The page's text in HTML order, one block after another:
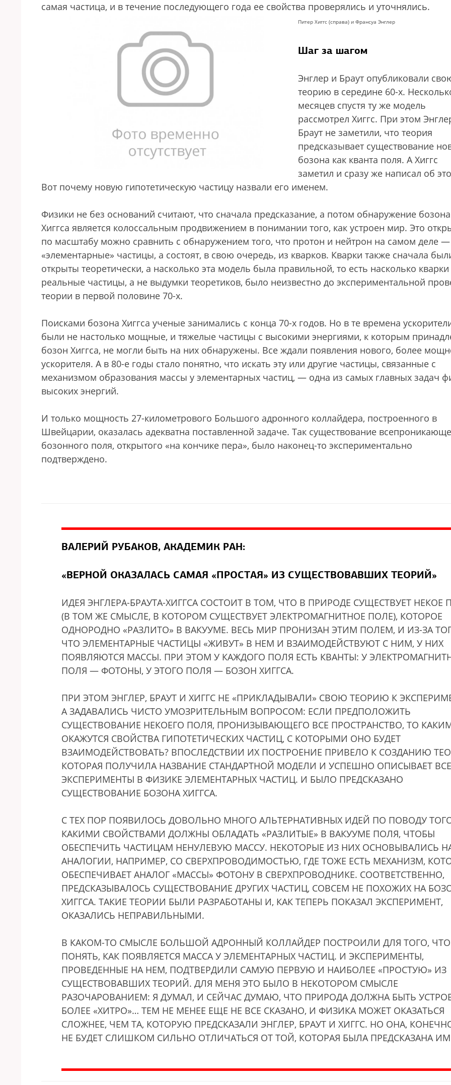
самая частица, и в течение последующего года ее свойства проверялись и уточнялись.
Питер Хиггс (справа) и Франсуа Энглер
Шаг за шагом
Энглер и Браут опубликовали
теорию в середине 60-х.
месяцев спустя ту же модель
рассмотрел Хиггс. При этом
Браут не заметили, что теория
предсказывает существование
бозона как кванта поля. А Хиггс
заметил и сразу же написал об
Вот почему новую гипотетическую частицу назвали его именем.
Физики не без оснований считают, что сначала предсказание, а потом обнаружение бозона
Хиггса является колоссальным продвижением в понимании того, как устроен мир. Это
по масштабу можно сравнить с обнаружением того, что протон и нейтрон на самом деле
«элементарные» частицы, а состоят, в свою очередь, из кварков. Кварки также сначала
открыты теоретически, а насколько эта модель была правильной, то есть насколько кварки
реальные частицы, а не выдумки теоретиков, было неизвестно до экспериментальной
теории в первой половине 70-х.
Поисками бозона Хиггса ученые занимались с конца 70-х годов. Но в те времена
были не настолько мощные, и тяжелые частицы с высокими энергиями, к которым
бозон Хиггса, не могли быть на них обнаружены. Все ждали появления нового, более
ускорителя. А в 80-е годы стало понятно, что искать эту или другие частицы, связанные с
механизмом образования массы у элементарных частиц, — одна из самых главных задач
высоких энергий.
И только мощность 27-километрового Большого адронного коллайдера, построенного в
Швейцарии, оказалась адекватна поставленной задаче. Так существование
бозонного поля, открытого «на кончике пера», было наконец-то экспериментально
подтверждено.
ВАЛЕРИЙ РУБАКОВ, АКАДЕМИК РАН:
«ВЕРНОЙ ОКАЗАЛАСЬ САМАЯ «ПРОСТАЯ» ИЗ СУЩЕСТВОВАВШИХ ТЕОРИЙ»
ИДЕЯ ЭНГЛЕРА-БРАУТА-ХИГГСА СОСТОИТ В ТОМ, ЧТО В ПРИРОДЕ СУЩЕСТВУЕТ НЕКОЕ
(В ТОМ ЖЕ СМЫСЛЕ, В КОТОРОМ СУЩЕСТВУЕТ ЭЛЕКТРОМАГНИТНОЕ ПОЛЕ), КОТОРОЕ
ОДНОРОДНО «РАЗЛИТО» В ВАКУУМЕ. ВЕСЬ МИР ПРОНИЗАН ЭТИМ ПОЛЕМ, И ИЗ-ЗА
ЧТО ЭЛЕМЕНТАРНЫЕ ЧАСТИЦЫ «ЖИВУТ» В НЕМ И ВЗАИМОДЕЙСТВУЮТ С НИМ, У НИХ
ПОЯВЛЯЮТСЯ МАССЫ. ПРИ ЭТОМ У КАЖДОГО ПОЛЯ ЕСТЬ КВАНТЫ: У
ПОЛЯ — ФОТОНЫ, У ЭТОГО ПОЛЯ — БОЗОН ХИГГСА.
ПРИ ЭТОМ ЭНГЛЕР, БРАУТ И ХИГГС НЕ «ПРИКЛАДЫВАЛИ» СВОЮ ТЕОРИЮ К
А ЗАДАВАЛИСЬ ЧИСТО УМОЗРИТЕЛЬНЫМ ВОПРОСОМ: ЕСЛИ ПРЕДПОЛОЖИТЬ
СУЩЕСТВОВАНИЕ НЕКОЕГО ПОЛЯ, ПРОНИЗЫВАЮЩЕГО ВСЕ ПРОСТРАНСТВО, ТО
ОКАЖУТСЯ СВОЙСТВА ГИПОТЕТИЧЕСКИХ ЧАСТИЦ, С КОТОРЫМИ ОНО БУДЕТ
ВЗАИМОДЕЙСТВОВАТЬ? ВПОСЛЕДСТВИИ ИХ ПОСТРОЕНИЕ ПРИВЕЛО К СОЗДАНИЮ
КОТОРАЯ ПОЛУЧИЛА НАЗВАНИЕ СТАНДАРТНОЙ МОДЕЛИ И УСПЕШНО ОПИСЫВАЕТ ВСЕ
ЭКСПЕРИМЕНТЫ В ФИЗИКЕ ЭЛЕМЕНТАРНЫХ ЧАСТИЦ. И БЫЛО ПРЕДСКАЗАНО
СУЩЕСТВОВАНИЕ БОЗОНА ХИГГСА.
С ТЕХ ПОР ПОЯВИЛОСЬ ДОВОЛЬНО МНОГО АЛЬТЕРНАТИВНЫХ ИДЕЙ ПО ПОВОДУ
КАКИМИ СВОЙСТВАМИ ДОЛЖНЫ ОБЛАДАТЬ «РАЗЛИТЫЕ» В ВАКУУМЕ ПОЛЯ, ЧТОБЫ
ОБЕСПЕЧИТЬ ЧАСТИЦАМ НЕНУЛЕВУЮ МАССУ. НЕКОТОРЫЕ ИЗ НИХ ОСНОВЫВАЛИСЬ
АНАЛОГИИ, НАПРИМЕР, СО СВЕРХПРОВОДИМОСТЬЮ, ГДЕ ТОЖЕ ЕСТЬ МЕХАНИЗМ,
ОБЕСПЕЧИВАЕТ АНАЛОГ «МАССЫ» ФОТОНУ В СВЕРХПРОВОДНИКЕ. СООТВЕТСТВЕННО,
ПРЕДСКАЗЫВАЛОСЬ СУЩЕСТВОВАНИЕ ДРУГИХ ЧАСТИЦ, СОВСЕМ НЕ ПОХОЖИХ НА
ХИГГСА. ТАКИЕ ТЕОРИИ БЫЛИ РАЗРАБОТАНЫ И, КАК ТЕПЕРЬ ПОКАЗАЛ ЭКСПЕРИМЕНТ,
ОКАЗАЛИСЬ НЕПРАВИЛЬНЫМИ.
В КАКОМ-ТО СМЫСЛЕ БОЛЬШОЙ АДРОННЫЙ КОЛЛАЙДЕР ПОСТРОИЛИ ДЛЯ ТОГО,
ПОНЯТЬ, КАК ПОЯВЛЯЕТСЯ МАССА У ЭЛЕМЕНТАРНЫХ ЧАСТИЦ. И ЭКСПЕРИМЕНТЫ,
ПРОВЕДЕННЫЕ НА НЕМ, ПОДТВЕРДИЛИ САМУЮ ПЕРВУЮ И НАИБОЛЕЕ «ПРОСТУЮ» ИЗ
СУЩЕСТВОВАВШИХ ТЕОРИЙ. ДЛЯ МЕНЯ ЭТО БЫЛО В НЕКОТОРОМ СМЫСЛЕ
РАЗОЧАРОВАНИЕМ: Я ДУМАЛ, И СЕЙЧАС ДУМАЮ, ЧТО ПРИРОДА ДОЛЖНА БЫТЬ
БОЛЕЕ «ХИТРО»… ТЕМ НЕ МЕНЕЕ ЕЩЕ НЕ ВСЕ СКАЗАНО, И ФИЗИКА МОЖЕТ ОКАЗАТЬСЯ
СЛОЖНЕЕ, ЧЕМ ТА, КОТОРУЮ ПРЕДСКАЗАЛИ ЭНГЛЕР, БРАУТ И ХИГГС. НО ОНА,
НЕ БУДЕТ СЛИШКОМ СИЛЬНО ОТЛИЧАТЬСЯ ОТ ТОЙ, КОТОРАЯ БЫЛА ПРЕДСКАЗАНА